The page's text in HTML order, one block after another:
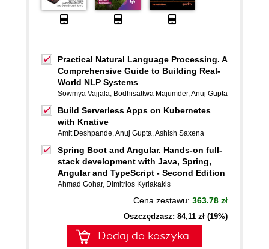
Practical Natural Language Processing. A
Comprehensive Guide to Building Real-
World NLP Systems
Sowmya Vajjala, Bodhisattwa Majumder,Anuj Gupta
Build Serverless Apps on Kubernetes
with Knative
Amit Deshpande,Anuj Gupta,Ashish Saxena
Spring Boot and Angular. Hands-on full-
stack development with Java, Spring,
Angular and TypeScript - Second Edition
Ahmad Gohar, Dimitrios Kyriakakis
Cena zestawu: 363.78 zł
Oszczędzasz: 84,11 zł (19%)
Dodaj do koszyka